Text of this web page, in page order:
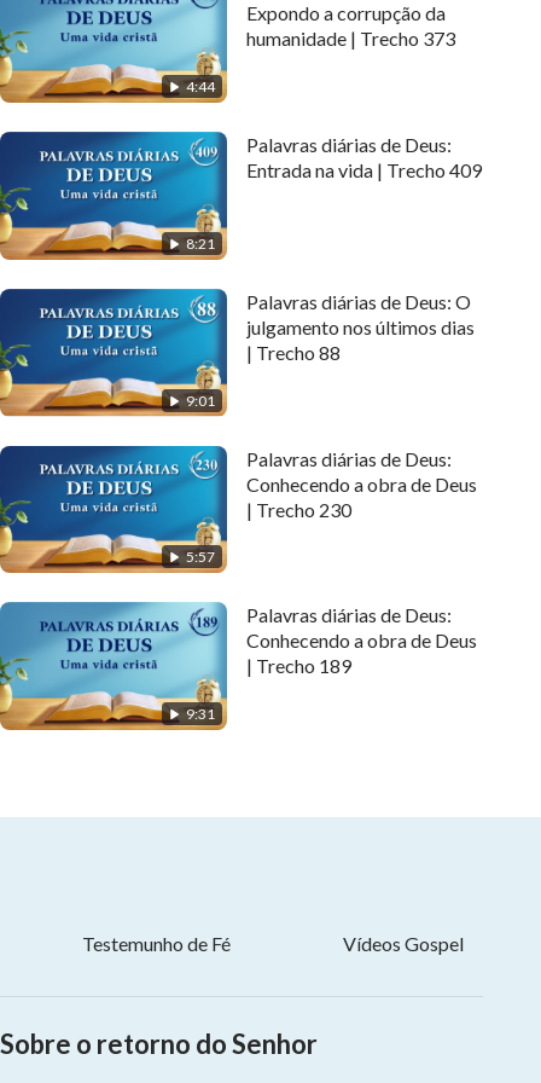
4:44
Expondo a corrupção da
humanidade | Trecho 373
8:21
Palavras diárias de Deus:
Entrada na vida | Trecho 409
9:01
Palavras diárias de Deus: O
julgamento nos últimos dias
| Trecho 88
5:57
Palavras diárias de Deus:
Conhecendo a obra de Deus
| Trecho 230
9:31
Palavras diárias de Deus:
Conhecendo a obra de Deus
| Trecho 189
Testemunho de Fé Vídeos Gospel
Sobre o retorno do Senhor